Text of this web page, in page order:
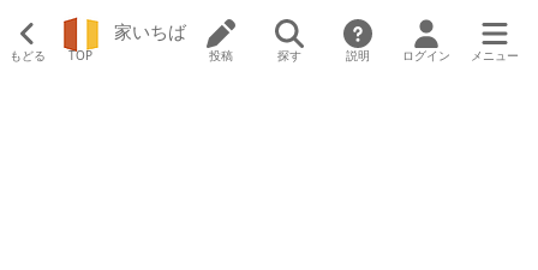
もどる TOP
家いちば
投稿 探す 説明 ログイン メニュー